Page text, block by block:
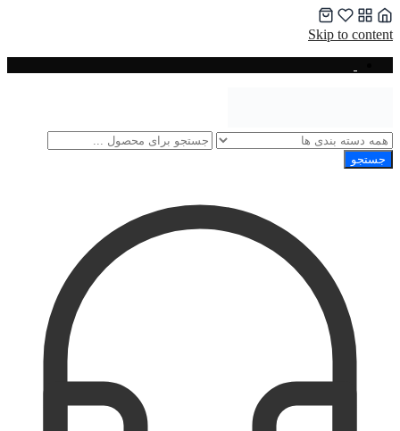
Skip to content
جستجو